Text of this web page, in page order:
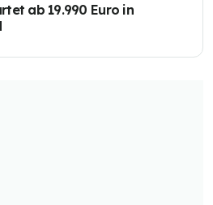
ab 19.990 Euro in